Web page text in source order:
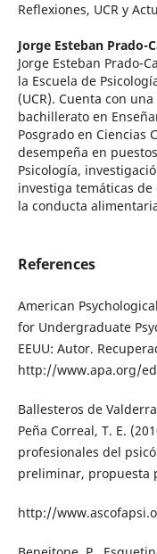
Reflexiones, UCR y
Jorge Esteban Prado-
Jorge Esteban Prado-
la Escuela de
(UCR). Cuenta con
bachillerato en
Posgrado en Ciencias
desempeña en
Psicología,
investiga temáticas
la conducta
References
American
for Undergraduate
EEUU: Autor.
http://www.apa.org/
Ballesteros de
Peña Correal, T. E.
profesionales del
preliminar, propuesta
http://